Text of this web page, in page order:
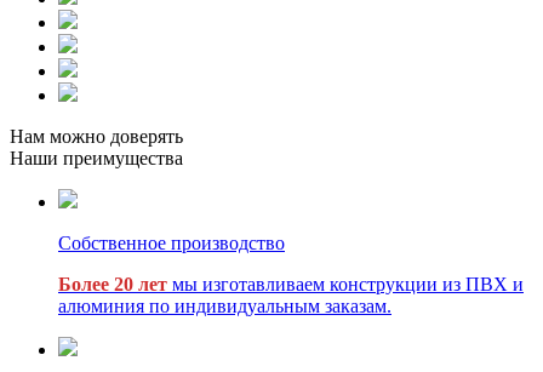
Нам можно доверять
Наши преимущества
Собственное производство
Более 20 лет мы изготавливаем конструкции из ПВХ и
алюминия по индивидуальным заказам.